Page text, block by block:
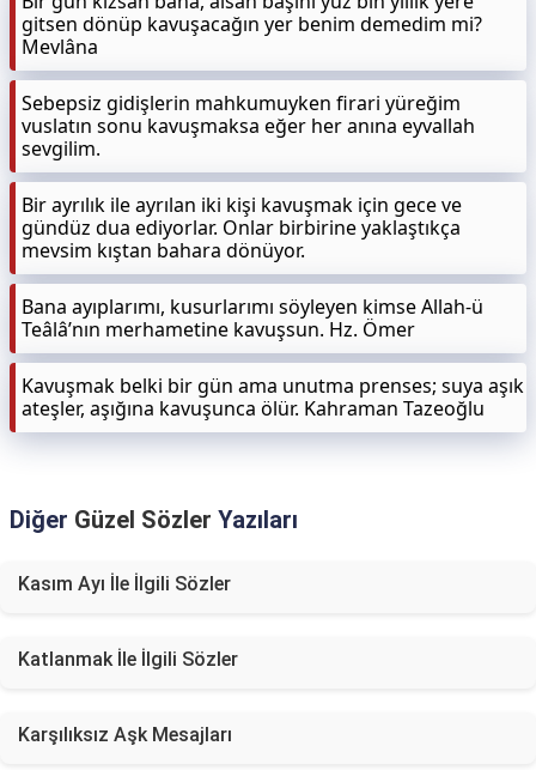
gitsen dönüp kavuşacağın yer benim demedim mi?
Mevlâna
Sebepsiz gidişlerin mahkumuyken firari yüreğim
vuslatın sonu kavuşmaksa eğer her anına eyvallah
sevgilim.
Bir ayrılık ile ayrılan iki kişi kavuşmak için gece ve
gündüz dua ediyorlar. Onlar birbirine yaklaştıkça
mevsim kıştan bahara dönüyor.
Bana ayıplarımı, kusurlarımı söyleyen kimse Allah-ü
Teâlâ’nın merhametine kavuşsun. Hz. Ömer
Kavuşmak belki bir gün ama unutma prenses; suya aşık
ateşler, aşığına kavuşunca ölür. Kahraman Tazeoğlu
Diğer Güzel Sözler Yazıları
Kasım Ayı İle İlgili Sözler
Katlanmak İle İlgili Sözler
Karşılıksız Aşk Mesajları